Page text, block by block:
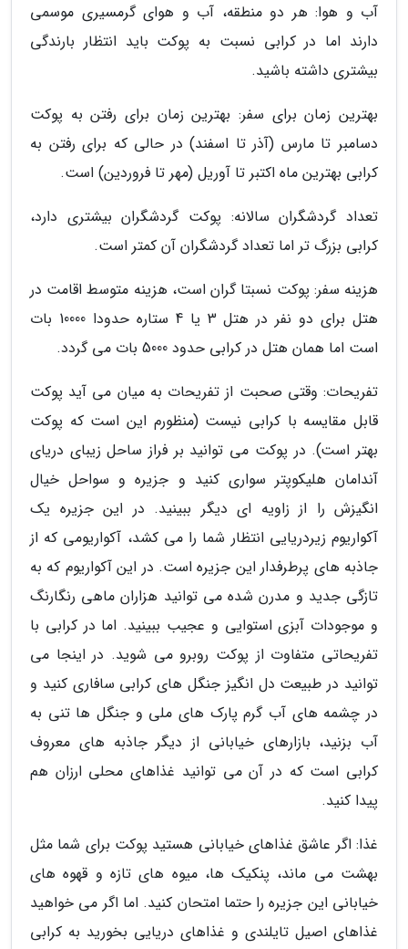
آب و هوا: هر دو منطقه، آب و هوای گرمسیری موسمی
دارند اما در کرابی نسبت به پوکت باید انتظار بارندگی
بیشتری داشته باشید.
بهترین زمان برای سفر: بهترین زمان برای رفتن به پوکت
دسامبر تا مارس (آذر تا اسفند) در حالی که برای رفتن به
کرابی بهترین ماه اکتبر تا آوریل (مهر تا فروردین) است.
تعداد گردشگران سالانه: پوکت گردشگران بیشتری دارد،
کرابی بزرگ تر اما تعداد گردشگران آن کمتر است.
هزینه سفر: پوکت نسبتا گران است، هزینه متوسط اقامت در
هتل برای دو نفر در هتل 3 یا 4 ستاره حدودا 10000 بات
است اما همان هتل در کرابی حدود 5000 بات می گردد.
تفریحات: وقتی صحبت از تفریحات به میان می آید پوکت
قابل مقایسه با کرابی نیست (منظورم این است که پوکت
بهتر است). در پوکت می توانید بر فراز ساحل زیبای دریای
آندامان هلیکوپتر سواری کنید و جزیره و سواحل خیال
انگیزش را از زاویه ای دیگر ببینید. در این جزیره یک
آکواریوم زیردریایی انتظار شما را می کشد، آکواریومی که از
جاذبه های پرطرفدار این جزیره است. در این آکواریوم که به
تازگی جدید و مدرن شده می توانید هزاران ماهی رنگارنگ
و موجودات آبزی استوایی و عجیب ببینید. اما در کرابی با
تفریحاتی متفاوت از پوکت روبرو می شوید. در اینجا می
توانید در طبیعت دل انگیز جنگل های کرابی سافاری کنید و
در چشمه های آب گرم پارک های ملی و جنگل ها تنی به
آب بزنید، بازارهای خیابانی از دیگر جاذبه های معروف
کرابی است که در آن می توانید غذاهای محلی ارزان هم
پیدا کنید.
غذا: اگر عاشق غذاهای خیابانی هستید پوکت برای شما مثل
بهشت می ماند، پنکیک ها، میوه های تازه و قهوه های
خیابانی این جزیره را حتما امتحان کنید. اما اگر می خواهید
غذاهای اصیل تایلندی و غذاهای دریایی بخورید به کرابی